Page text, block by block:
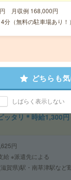
など勤務地多数！
可》＊DMのモクモ
円
給 ※派遣先による
など勤務地多数！
ッタリ＊時給1,300
円
給 ※派遣先による
滋賀県)駅・南草津駅など
月収例 168,000円
分（無料の駐車場あり！）
どちらも
しばらく表示しない